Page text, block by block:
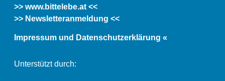
>> www.bittelebe.at <<
>> Newsletteranmeldung <<
Impressum und Datenschutzerklärung «
Unterstützt durch: